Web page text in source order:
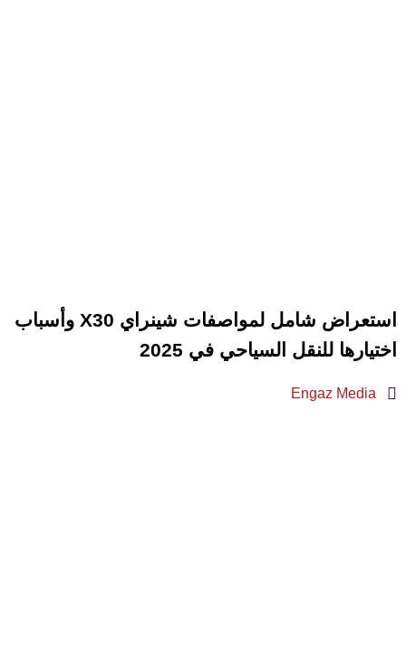
استعراض شامل لمواصفات شينراي X30 وأسباب
اختيارها للنقل السياحي في 2025
Engaz Media